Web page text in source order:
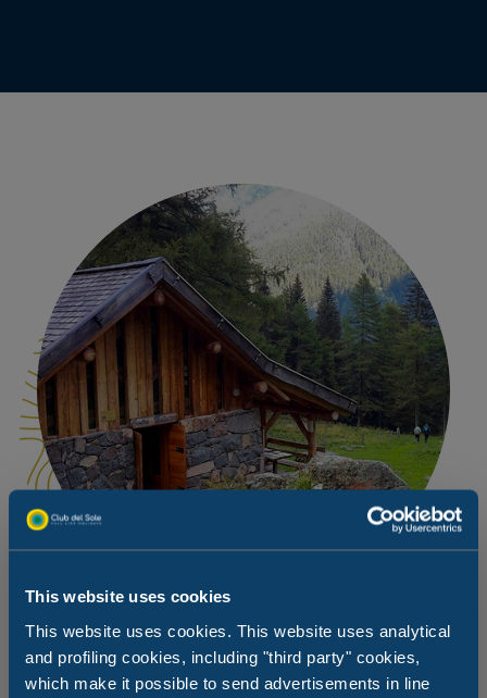
This website uses cookies
This website uses cookies. This website uses analytical
and profiling cookies, including "third party" cookies,
which make it possible to send advertisements in line
Oasis WWF de Valtrigona